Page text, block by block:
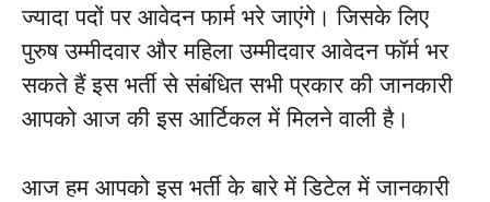
ज्यादा पदों पर आवेदन फार्म भरे जाएंगे। जिसके लिए
पुरुष उम्मीदवार और महिला उम्मीदवार आवेदन फॉर्म भर
सकते हैं इस भर्ती से संबंधित सभी प्रकार की जानकारी
आपको आज की इस आर्टिकल में मिलने वाली है।
आज हम आपको इस भर्ती के बारे में डिटेल में जानकारी